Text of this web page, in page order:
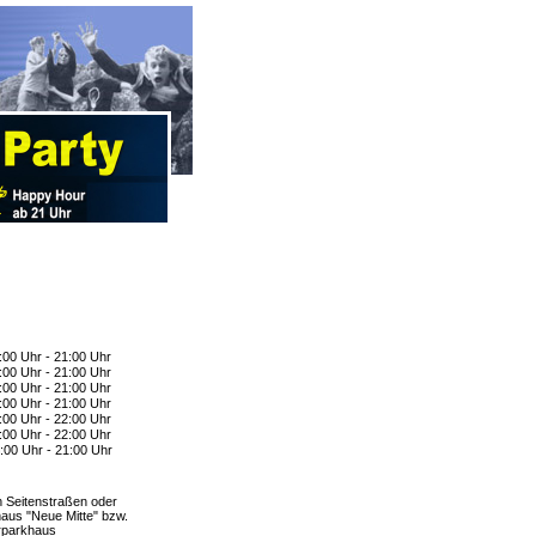
Uhr - 21:00 Uhr
Uhr - 21:00 Uhr
Uhr - 21:00 Uhr
Uhr - 21:00 Uhr
Uhr - 22:00 Uhr
Uhr - 22:00 Uhr
Uhr - 21:00 Uhr
Seitenstraßen oder
"Neue Mitte" bzw.